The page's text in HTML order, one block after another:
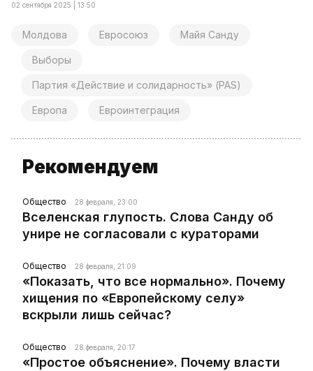
02 сентября 2025 | 13:50
Молдова Евросоюз Майя Санду
Выборы
Партия «Действие и солидарность» (PAS)
Европа Евроинтеграция
Рекомендуем
Общество 28 февраля, 23:00
Вселенская глупость. Слова Санду об
унире не согласовали с кураторами
Общество 28 февраля, 21:09
«Показать, что все нормально». Почему
хищения по «Европейскому селу»
вскрыли лишь сейчас?
Общество 28 февраля, 20:17
«Простое объяснение». Почему власти